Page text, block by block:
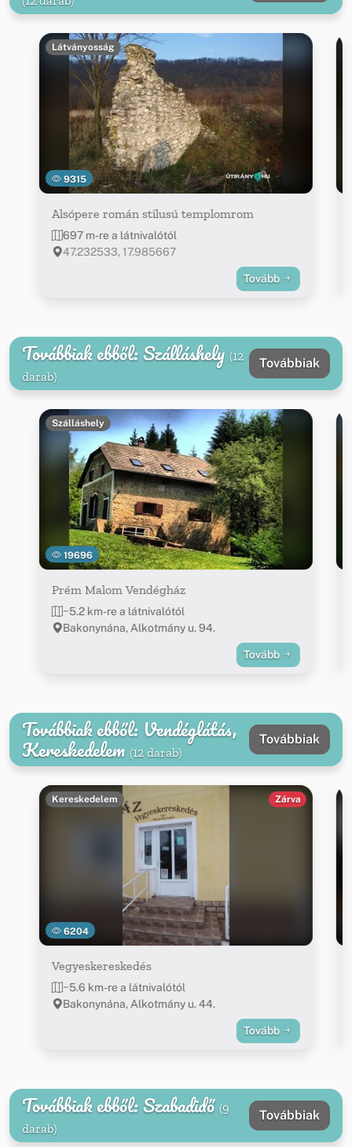
9315
Látványosság
Alsópere román stílusú templomrom
697 m-re a látnivalótól
47.232533, 17.985667
Tovább
Továbbiak ebből: Szálláshely (12
darab)
Továbbiak
19696
Szálláshely
Prém Malom Vendégház
~5.2 km-re a látnivalótól
Bakonynána, Alkotmány u. 94.
Tovább
Továbbiak ebből: Vendéglátás,
Kereskedelem (12 darab)
Továbbiak
6204
Kereskedelem Zárva
Vegyeskereskedés
~5.6 km-re a látnivalótól
Bakonynána, Alkotmány u. 44.
Tovább
Továbbiak ebből: Szabadidő (9
darab)
Továbbiak